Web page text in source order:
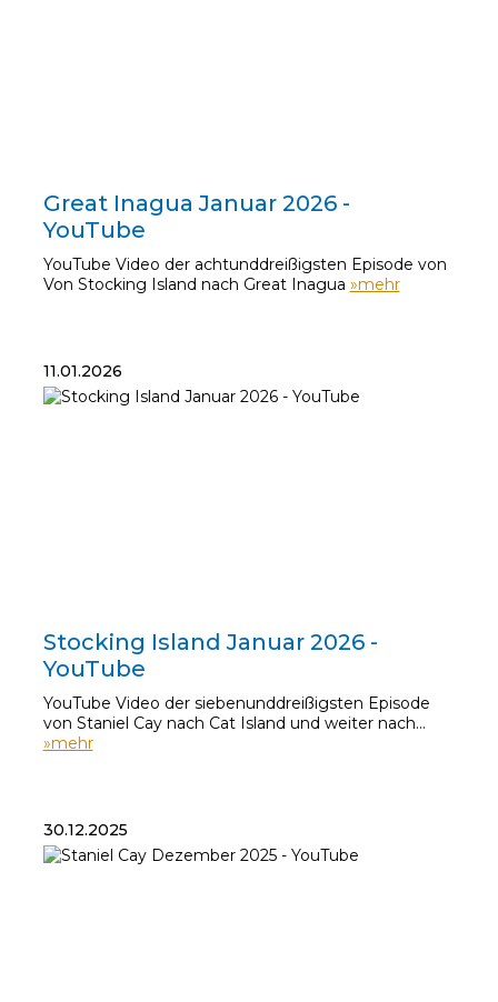
Great Inagua Januar 2026 -
YouTube
YouTube Video der achtunddreißigsten Episode von
Von Stocking Island nach Great Inagua »mehr
11.01.2026
Stocking Island Januar 2026 -
YouTube
YouTube Video der siebenunddreißigsten Episode
von Staniel Cay nach Cat Island und weiter nach…
»mehr
30.12.2025